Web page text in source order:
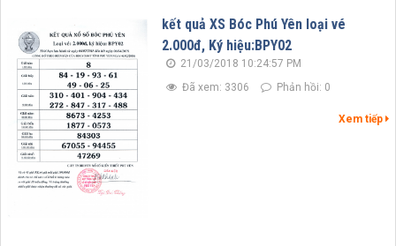
kết quả XS Bóc Phú Yên loại vé
2.000đ, Ký hiệu:BPY02
21/03/2018 10:24:57 PM
Đã xem: 3306
Phản hồi: 0
Xem tiếp